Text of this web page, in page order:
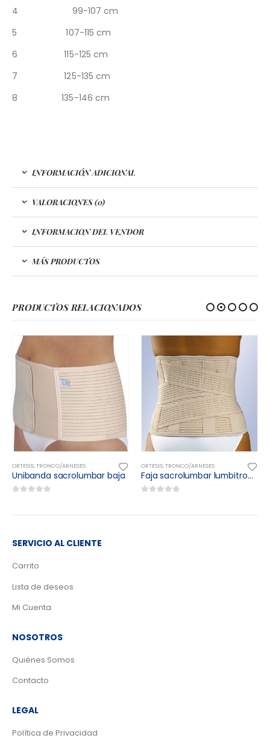
4 99-107 cm
5 107-115 cm
6 115-125 cm
7 125-135 cm
8 135-146 cm
INFORMACIÓN ADICIONAL
VALORACIONES (0)
INFORMACION DEL VENDOR
MÁS PRODUCTOS
PRODUCTOS RELACIONADOS
ARNESES
baja
ORTESIS TRONCO/ARNESES
Faja sacrolumbar lumbitron “forte”
CUELLO ORTESIS
SERVICIO AL CLIENTE
Carrito
Lista de deseos
Mi Cuenta
NOSOTROS
Quiénes Somos
Contacto
LEGAL
Política de Privacidad